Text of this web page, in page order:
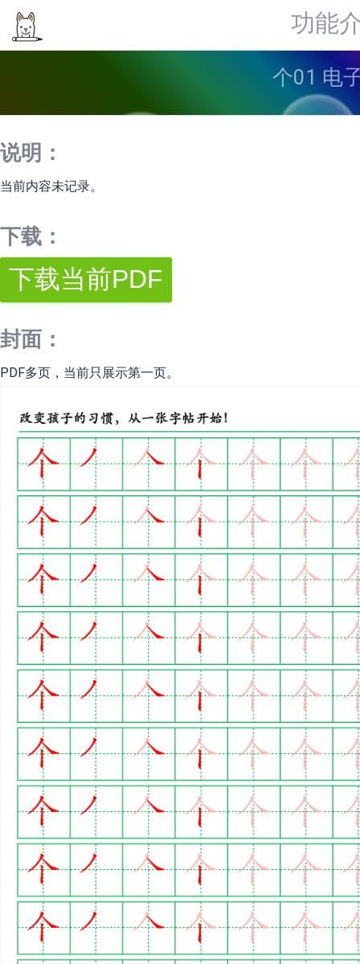
功能
个01 电
说明：
当前内容未记录。
下载：
封面：
PDF多页，当前只展示第一页。